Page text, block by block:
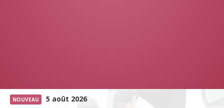
NOUVEAU 5 août 2026